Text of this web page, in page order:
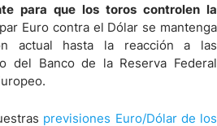
para que los toros controlen la
Euro contra el Dólar se mantenga
actual hasta la reacción a las
del Banco de la Reserva Federal
previsiones Euro/Dólar de los